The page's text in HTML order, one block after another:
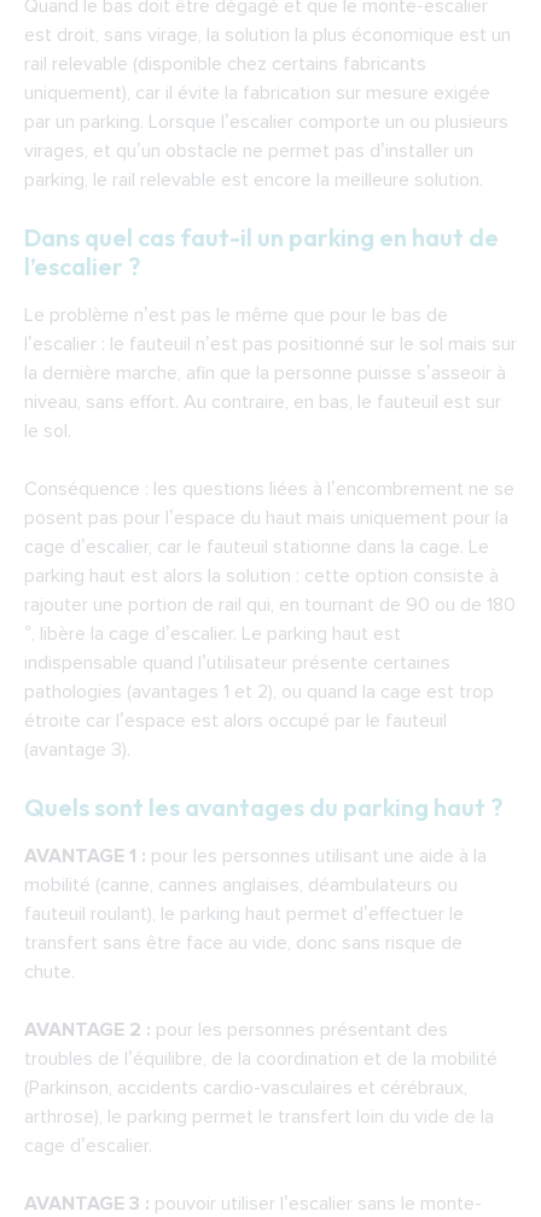
Quand le bas doit être dégagé et que le monte-escalier
est droit, sans virage, la solution la plus économique est un
rail relevable (disponible chez certains fabricants
uniquement), car il évite la fabrication sur mesure exigée
par un parking. Lorsque l’escalier comporte un ou plusieurs
virages, et qu’un obstacle ne permet pas d’installer un
parking, le rail relevable est encore la meilleure solution.
Dans quel cas faut-il un parking en haut de
l’escalier ?
Le problème n’est pas le même que pour le bas de
l’escalier : le fauteuil n’est pas positionné sur le sol mais sur
la dernière marche, afin que la personne puisse s’asseoir à
niveau, sans effort. Au contraire, en bas, le fauteuil est sur
le sol.
Conséquence : les questions liées à l’encombrement ne se
posent pas pour l’espace du haut mais uniquement pour la
cage d’escalier, car le fauteuil stationne dans la cage. Le
parking haut est alors la solution : cette option consiste à
rajouter une portion de rail qui, en tournant de 90 ou de 180
°, libère la cage d’escalier. Le parking haut est
indispensable quand l’utilisateur présente certaines
pathologies (avantages 1 et 2), ou quand la cage est trop
étroite car l’espace est alors occupé par le fauteuil
(avantage 3).
Quels sont les avantages du parking haut ?
AVANTAGE 1 : pour les personnes utilisant une aide à la
mobilité (canne, cannes anglaises, déambulateurs ou
fauteuil roulant), le parking haut permet d’effectuer le
transfert sans être face au vide, donc sans risque de
chute.
AVANTAGE 2 : pour les personnes présentant des
troubles de l’équilibre, de la coordination et de la mobilité
(Parkinson, accidents cardio-vasculaires et cérébraux,
arthrose), le parking permet le transfert loin du vide de la
cage d’escalier.
AVANTAGE 3 : pouvoir utiliser l’escalier sans le monte-